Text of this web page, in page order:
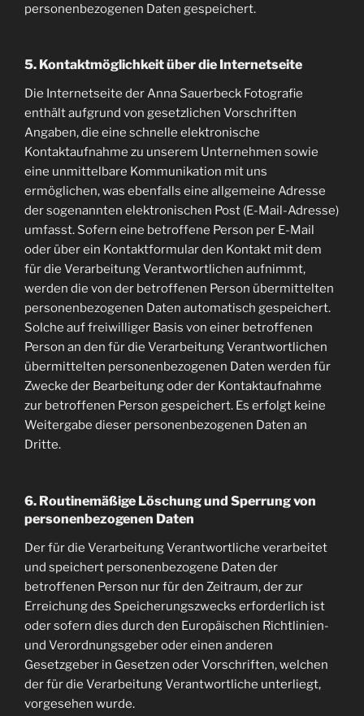
personenbezogenen Daten gespeichert.
5. Kontaktmöglichkeit über die Internetseite
Die Internetseite der Anna Sauerbeck Fotografie
enthält aufgrund von gesetzlichen Vorschriften
Angaben, die eine schnelle elektronische
Kontaktaufnahme zu unserem Unternehmen sowie
eine unmittelbare Kommunikation mit uns
ermöglichen, was ebenfalls eine allgemeine Adresse
der sogenannten elektronischen Post (E-Mail-Adresse)
umfasst. Sofern eine betroffene Person per E-Mail
oder über ein Kontaktformular den Kontakt mit dem
für die Verarbeitung Verantwortlichen aufnimmt,
werden die von der betroffenen Person übermittelten
personenbezogenen Daten automatisch gespeichert.
Solche auf freiwilliger Basis von einer betroffenen
Person an den für die Verarbeitung Verantwortlichen
übermittelten personenbezogenen Daten werden für
Zwecke der Bearbeitung oder der Kontaktaufnahme
zur betroffenen Person gespeichert. Es erfolgt keine
Weitergabe dieser personenbezogenen Daten an
Dritte.
6. Routinemäßige Löschung und Sperrung von
personenbezogenen Daten
Der für die Verarbeitung Verantwortliche verarbeitet
und speichert personenbezogene Daten der
betroffenen Person nur für den Zeitraum, der zur
Erreichung des Speicherungszwecks erforderlich ist
oder sofern dies durch den Europäischen Richtlinien-
und Verordnungsgeber oder einen anderen
Gesetzgeber in Gesetzen oder Vorschriften, welchen
der für die Verarbeitung Verantwortliche unterliegt,
vorgesehen wurde.